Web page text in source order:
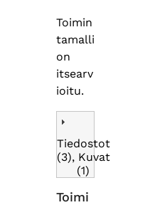
Toimin
tamalli
on
itsearv
ioitu.
Tiedostot
(3), Kuvat
(1)
Toimi